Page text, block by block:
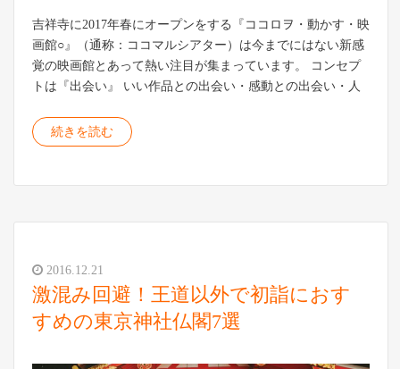
吉祥寺に2017年春にオープンをする『ココロヲ・動かす・映
画館○』（通称：ココマルシアター）は今までにはない新感
覚の映画館とあって熱い注目が集まっています。 コンセプ
トは『出会い』 いい作品との出会い・感動との出会い・人
続きを読む
2016.12.21
激混み回避！王道以外で初詣におす
すめの東京神社仏閣7選